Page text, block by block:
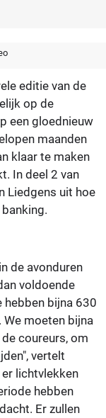
editie van de
op de
een gloednieuw
maanden
klaar te maken
In deel 2 van
Liedgens uit hoe
de avonduren
voldoende
hebben bijna 630
moeten bijna
coureurs, om
vertelt
lichtvlekken
hebben
Er zullen